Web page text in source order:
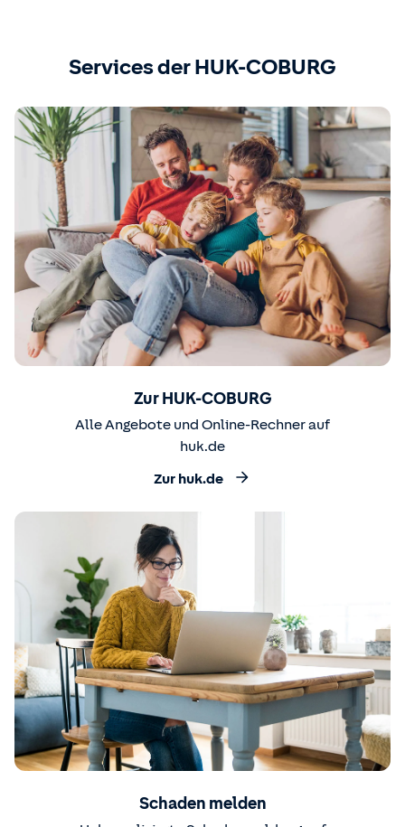
Services der HUK-COBURG
Zur HUK-COBURG
Alle Angebote und Online-Rechner auf
huk.de
Zur huk.de
Schaden melden